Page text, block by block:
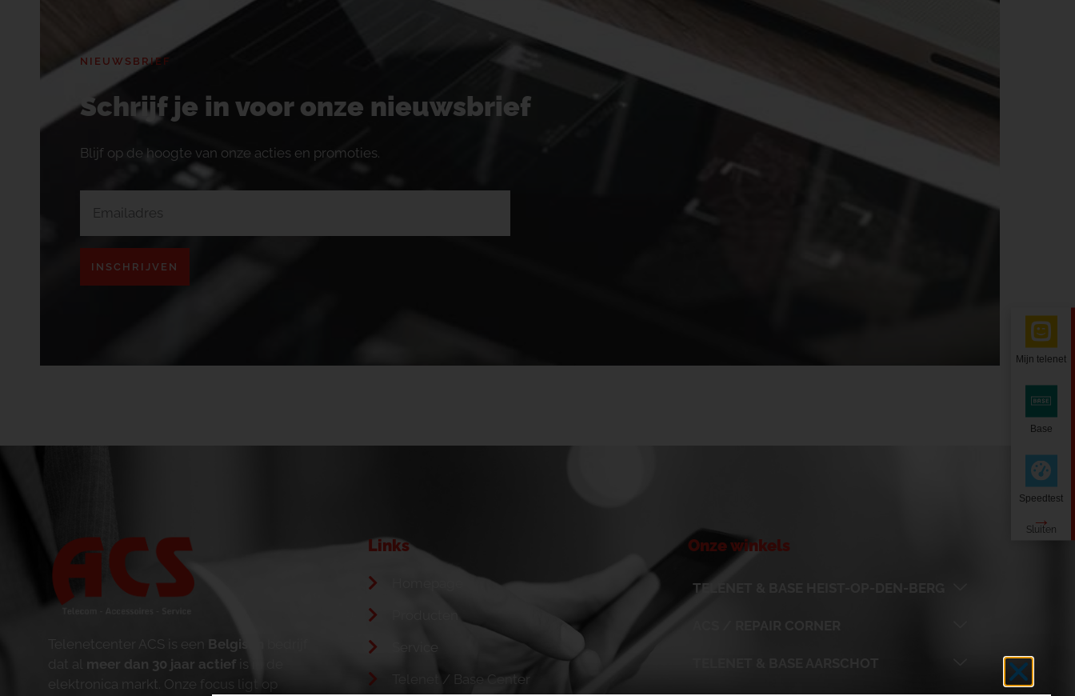
NIEUWSBRIEF
Schrijf je in voor onze nieuwsbrief
Blijf op de hoogte van onze acties en promoties.
INSCHRIJVEN
Telenetcenter ACS is een Belgisch
dat al meer dan 30 jaar actief is in de
elektronica markt. Onze focus ligt op
Links
Telenet / Base Center
Onze winkels
TELENET & BASE HEIST-OP-DEN-BERG
Mijn telenet
Base
Speedtest